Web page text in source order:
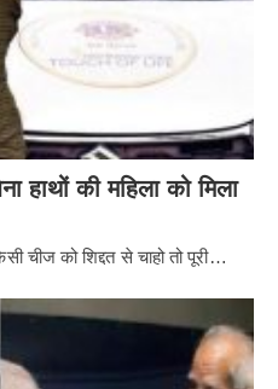
हाथों की महिला को मिला
चीज को शिद्दत से चाहो तो पूरी…